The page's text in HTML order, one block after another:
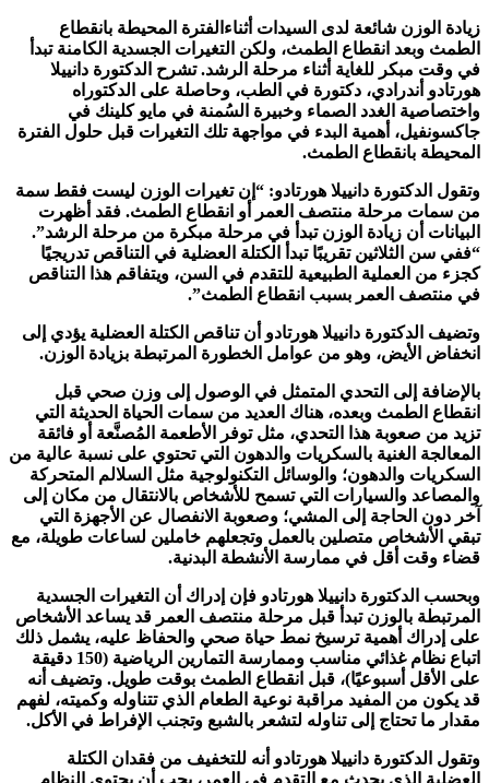
زيادة الوزن شائعة لدى السيدات أثناءالفترة المحيطة بانقطاع
الطمث وبعد انقطاع الطمث، ولكن التغيرات الجسدية الكامنة تبدأ
في وقت مبكر للغاية أثناء مرحلة الرشد. تشرح الدكتورة دانييلا
هورتادو أندرادي، دكتورة في الطب، وحاصلة على الدكتوراه
واختصاصية الغدد الصماء وخبيرة السُمنة في مايو كلينك في
جاكسونفيل، أهمية البدء في مواجهة تلك التغيرات قبل حلول الفترة
المحيطة بانقطاع الطمث.
وتقول الدكتورة دانييلا هورتادو: “إن تغيرات الوزن ليست فقط سمة
من سمات مرحلة منتصف العمر أو انقطاع الطمث. فقد أظهرت
البيانات أن زيادة الوزن تبدأ في مرحلة مبكرة من مرحلة الرشد”.
“ففي سن الثلاثين تقريبًا تبدأ الكتلة العضلية في التناقص تدريجيًا
كجزء من العملية الطبيعية للتقدم في السن، ويتفاقم هذا التناقص
في منتصف العمر بسبب انقطاع الطمث”.
وتضيف الدكتورة دانييلا هورتادو أن تناقص الكتلة العضلية يؤدي إلى
انخفاض الأيض، وهو من عوامل الخطورة المرتبطة بزيادة الوزن.
بالإضافة إلى التحدي المتمثل في الوصول إلى وزن صحي قبل
انقطاع الطمث وبعده، هناك العديد من سمات الحياة الحديثة التي
تزيد من صعوبة هذا التحدي، مثل توفر الأطعمة المُصنَّعة أو فائقة
المعالجة الغنية بالسكريات والدهون التي تحتوي على نسبة عالية من
السكريات والدهون؛ والوسائل التكنولوجية مثل السلالم المتحركة
والمصاعد والسيارات التي تسمح للأشخاص بالانتقال من مكان إلى
آخر دون الحاجة إلى المشي؛ وصعوبة الانفصال عن الأجهزة التي
تبقي الأشخاص متصلين بالعمل وتجعلهم خاملين لساعات طويلة، مع
قضاء وقت أقل في ممارسة الأنشطة البدنية.
وبحسب الدكتورة دانييلا هورتادو فإن إدراك أن التغيرات الجسدية
المرتبطة بالوزن تبدأ قبل مرحلة منتصف العمر قد يساعد الأشخاص
على إدراك أهمية ترسيخ نمط حياة صحي والحفاظ عليه، يشمل ذلك
اتباع نظام غذائي مناسب وممارسة التمارين الرياضية (150 دقيقة
على الأقل أسبوعيًا)، قبل انقطاع الطمث بوقت طويل. وتضيف أنه
قد يكون من المفيد مراقبة نوعية الطعام الذي تتناوله وكميته، لفهم
مقدار ما تحتاج إلى تناوله لتشعر بالشبع وتجنب الإفراط في الأكل.
وتقول الدكتورة دانييلا هورتادو أنه للتخفيف من فقدان الكتلة
العضلية الذي يحدث مع التقدم في العمر، يجب أن يحتوي النظام